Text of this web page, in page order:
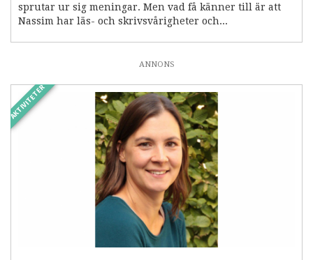
sprutar ur sig meningar. Men vad få känner till är att
Nassim har läs- och skrivsvårigheter och...
ANNONS
AKTIVITETER